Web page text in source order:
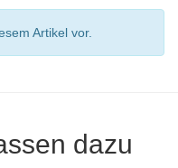
Artikel vor.
dazu